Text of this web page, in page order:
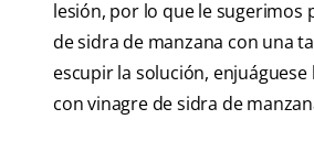
lesión, por lo que le
de sidra de manzana con una
escupir la solución,
con vinagre de sidra de